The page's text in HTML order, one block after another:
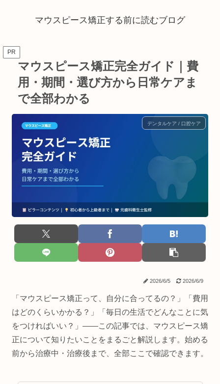
マウスピース矯正する前に読むブログ
PR
マウスピース矯正完全ガイド｜費
用・期間・選び方から日常ケアま
で全部わかる
デンタルケア / 口腔ケア
2026/6/5 2026/6/9
「マウスピース矯正って、自分に合ってるの？」「費用
はどのくらいかかる？」「毎日の生活でどんなことに気
をつければいい？」——この記事では、マウスピース矯
正について知りたいことをまるごと解説します。始める
前から治療中・治療後まで、全部ここで確認できます。